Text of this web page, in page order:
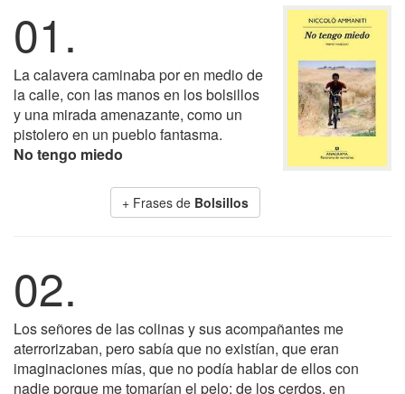
01.
La calavera caminaba por en medio de
la calle, con las manos en los bolsillos
y una mirada amenazante, como un
pistolero en un pueblo fantasma.
No tengo miedo
+ Frases de Bolsillos
02.
Los señores de las colinas y sus acompañantes me
aterrorizaban, pero sabía que no existían, que eran
imaginaciones mías, que no podía hablar de ellos con
nadie porque me tomarían el pelo; de los cerdos, en